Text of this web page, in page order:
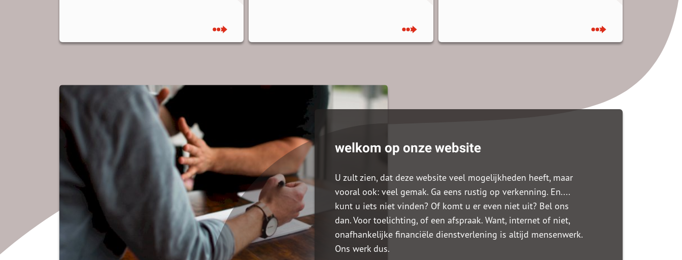
welkom op onze website
U zult zien, dat deze website veel mogelijkheden heeft, maar
vooral ook: veel gemak. Ga eens rustig op verkenning. En....
kunt u iets niet vinden? Of komt u er even niet uit? Bel ons
dan. Voor toelichting, of een afspraak. Want, internet of niet,
onafhankelijke financiële dienstverlening is altijd mensenwerk.
Ons werk dus.